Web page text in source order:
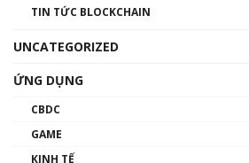
TIN TỨC BLOCKCHAIN
UNCATEGORIZED
ỨNG DỤNG
CBDC
GAME
KINH TẾ